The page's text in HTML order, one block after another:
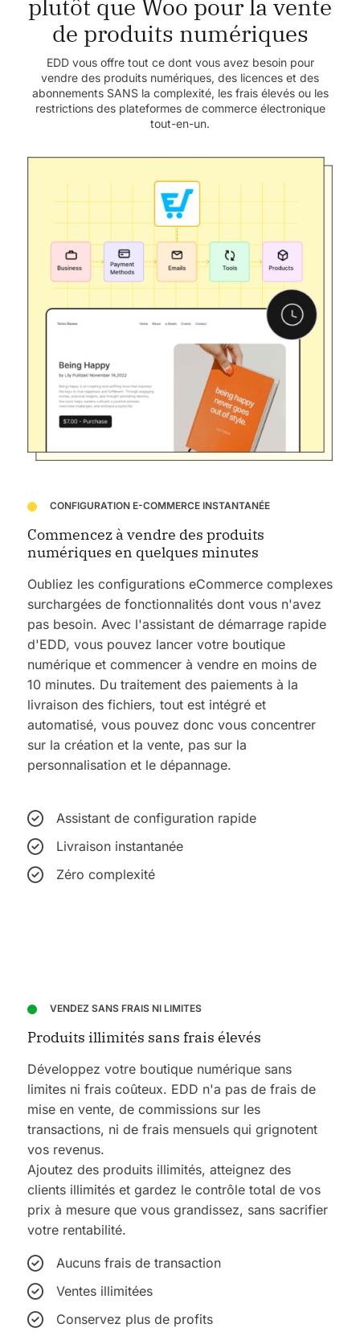
plutôt que Woo pour la vente
de produits numériques
EDD vous offre tout ce dont vous avez besoin pour
vendre des produits numériques, des licences et des
abonnements SANS la complexité, les frais élevés ou les
restrictions des plateformes de commerce électronique
tout-en-un.
CONFIGURATION E-COMMERCE INSTANTANÉE
Commencez à vendre des produits
numériques en quelques minutes
Oubliez les configurations eCommerce complexes
surchargées de fonctionnalités dont vous n'avez
pas besoin. Avec l'assistant de démarrage rapide
d'EDD, vous pouvez lancer votre boutique
numérique et commencer à vendre en moins de
10 minutes. Du traitement des paiements à la
livraison des fichiers, tout est intégré et
automatisé, vous pouvez donc vous concentrer
sur la création et la vente, pas sur la
personnalisation et le dépannage.
Assistant de configuration rapide
Livraison instantanée
Zéro complexité
VENDEZ SANS FRAIS NI LIMITES
Produits illimités sans frais élevés
Développez votre boutique numérique sans
limites ni frais coûteux. EDD n'a pas de frais de
mise en vente, de commissions sur les
transactions, ni de frais mensuels qui grignotent
vos revenus.
Ajoutez des produits illimités, atteignez des
clients illimités et gardez le contrôle total de vos
prix à mesure que vous grandissez, sans sacrifier
votre rentabilité.
Aucuns frais de transaction
Ventes illimitées
Conservez plus de profits